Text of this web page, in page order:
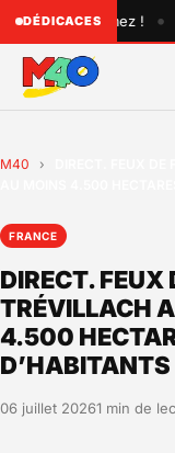
DÉDICACES
vous aimez ! •
M40 ›
FRANCE
DIRECT. FEUX
TRÉVILLACH
4.500
D’HABITANTS
06 juillet 20261 min de